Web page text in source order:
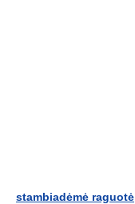
stambiadėmė raguotė